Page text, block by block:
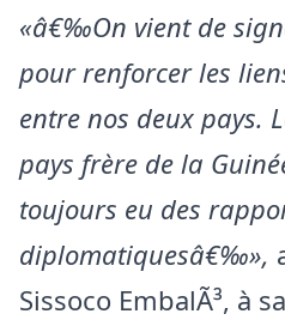
«â€‰On vient de
pour renforcer les
entre nos deux pays.
pays frère de la
toujours eu des
diplomatiquesâ€‰»,
Sissoco EmbalÃ³, à